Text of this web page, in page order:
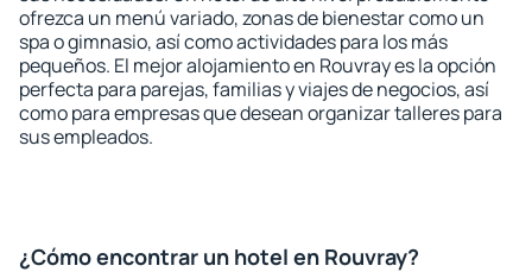
ofrezca un menú variado, zonas de bienestar como un
spa o gimnasio, así como actividades para los más
pequeños. El mejor alojamiento en Rouvray es la opción
perfecta para parejas, familias y viajes de negocios, así
como para empresas que desean organizar talleres para
sus empleados.
¿Cómo encontrar un hotel en Rouvray?